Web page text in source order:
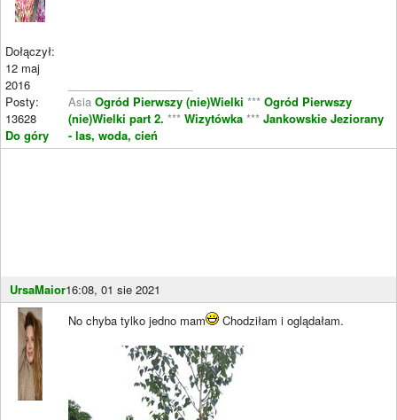
Dołączył:
12 maj
2016
Posty:
13628
Do góry
Asia Ogród Pierwszy (nie)Wielki *** Ogród Pierwszy
(nie)Wielki part 2. *** Wizytówka *** Jankowskie Jeziorany
- las, woda, cień
UrsaMaior16:08, 01 sie 2021
No chyba tylko jedno mam Chodziłam i oglądałam.